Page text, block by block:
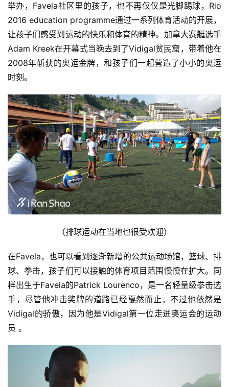
举办，Favela社区里的孩子，也不再仅仅是光脚踢球，Rio
2016 education programme通过一系列体育活动的开展，
让孩子们感受到运动的快乐和体育的精神。加拿大赛艇选手
Adam Kreek在开幕式当晚去到了Vidigal贫民窟，带着他在
2008年斩获的奥运金牌，和孩子们一起营造了小小的奥运
时刻。
（排球运动在当地也很受欢迎）
在Favela，也可以看到逐渐新增的公共运动场馆，篮球、排
球、拳击，孩子们可以接触的体育项目范围慢慢在扩大。同
样出生于Favela的Patrick Lourenco，是一名轻量级拳击选
手，尽管他冲击奖牌的道路已经戛然而止，不过他依然是
Vidigal的骄傲，因为他是Vidigal第一位走进奥运会的运动
员 。